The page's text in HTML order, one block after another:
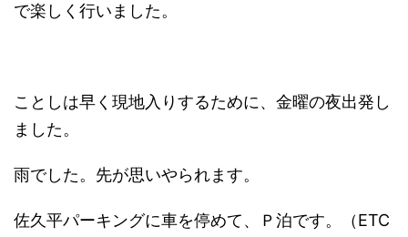
で楽しく行いました。
ことしは早く現地入りするために、金曜の夜出発し
ました。
雨でした。先が思いやられます。
佐久平パーキングに車を停めて、Ｐ泊です。（ETC